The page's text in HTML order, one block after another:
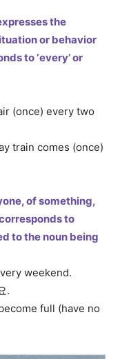
the
or behavior
to ‘every’ or
(once) every two
train comes (once)
of something,
to
to the noun being
weekend.
.
full (have no